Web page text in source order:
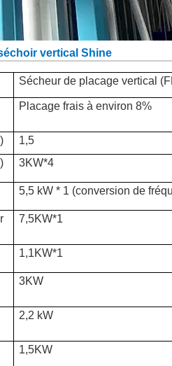
vertical Shine
Sécheur de placage vertical
Placage frais à environ 8%
1,5
3KW*4
5,5 kW * 1 (conversion de
7,5KW*1
1,1KW*1
3KW
2,2 kW
1,5KW